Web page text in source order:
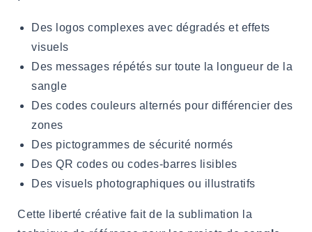
Des logos complexes avec dégradés et effets
visuels
Des messages répétés sur toute la longueur de la
sangle
Des codes couleurs alternés pour différencier des
zones
Des pictogrammes de sécurité normés
Des QR codes ou codes-barres lisibles
Des visuels photographiques ou illustratifs
Cette liberté créative fait de la sublimation la